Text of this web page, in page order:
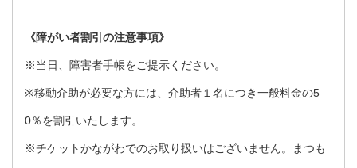
《障がい者割引の注意事項》
※当日、障害者手帳をご提示ください。
※移動介助が必要な方には、介助者１名につき一般料金の5
0％を割引いたします。
※チケットかながわでのお取り扱いはございません。まつも